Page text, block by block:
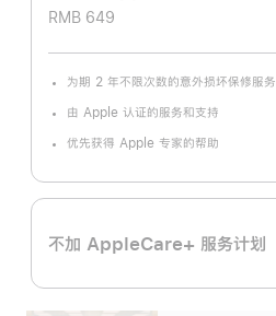
RMB 649
为期 2 年不限次数的意外损坏保修服务
注
由 Apple 认证的服务和支持
优先获得 Apple 专家的帮助
不加 AppleCare+ 服务计划